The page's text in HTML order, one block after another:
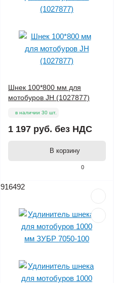
0
Шнек 100*800 мм для
мотобуров JH (1027877)
в наличии 30 шт.
1 197 руб. без НДС
В корзину
916492